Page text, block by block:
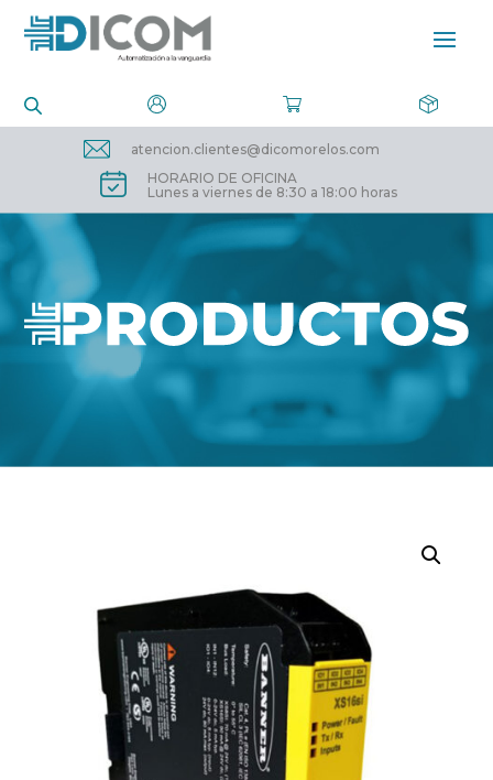
atencion.clientes@dicomorelos.com
HORARIO DE OFICINA
Lunes a viernes de 8:30 a 18:00 horas